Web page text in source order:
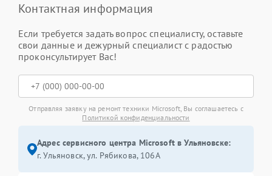
Контактная информация
Если требуется задать вопрос специалисту, оставьте
свои данные и дежурный специалист с радостью
проконсультирует Вас!
Отправляя заявку на ремонт техники Microsoft, Вы соглашаетесь с
Политикой конфиденциальности
Адрес сервисного центра Microsoft в Ульяновске:
г. Ульяновск, ул. Рябикова, 106А